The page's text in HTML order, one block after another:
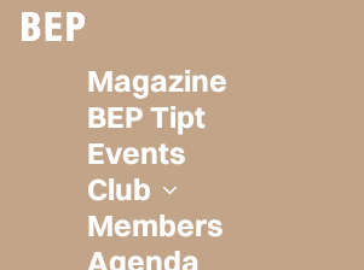
Magazine
BEP Tipt
Events
Club
Members
Agenda
Herroepen
Privacy policy
Algemene voorwaarden